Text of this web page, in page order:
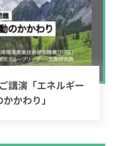
講演「エネルギー
かわり」